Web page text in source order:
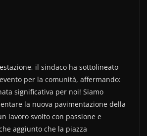
il sindaco ha sottolineato
per la comunità, affermando:
significativa per noi! Siamo
la nuova pavimentazione della
lavoro svolto con passione e
aggiunto che la piazza